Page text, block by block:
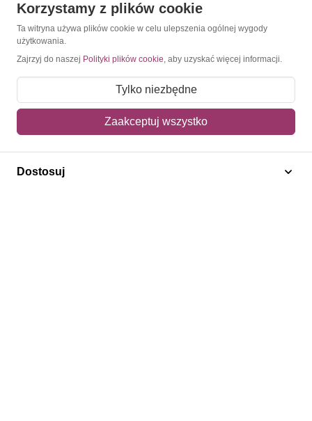
Konto
Moje konto
Mój koszyk
Adres dostawy
Korzystamy z plików cookie
Ta witryna używa plików cookie w celu ulepszenia ogólnej wygody
użytkowania.
Zajrzyj do naszej Polityki plików cookie, aby uzyskać więcej informacji.
Tylko niezbędne
Zaakceptuj wszystko
Dostosuj